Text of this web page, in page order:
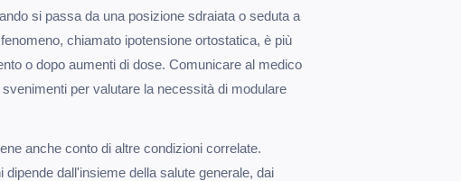
si passa da una posizione sdraiata o seduta a
chiamato ipotensione ortostatica, è più
o dopo aumenti di dose. Comunicare al medico
per valutare la necessità di modulare
anche conto di altre condizioni correlate.
dipende dall'insieme della salute generale, dai